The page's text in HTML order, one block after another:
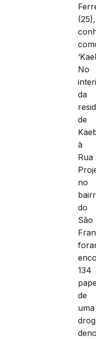
(25),
No
da
de
à
Rua
no
do
São
134
de
uma